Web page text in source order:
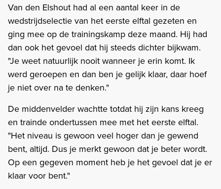
Van den Elshout had al een aantal keer in de
wedstrijdselectie van het eerste elftal gezeten en
ging mee op de trainingskamp deze maand. Hij had
dan ook het gevoel dat hij steeds dichter bijkwam.
"Je weet natuurlijk nooit wanneer je erin komt. Ik
werd geroepen en dan ben je gelijk klaar, daar hoef
je niet over na te denken."
De middenvelder wachtte totdat hij zijn kans kreeg
en trainde ondertussen mee met het eerste elftal.
"Het niveau is gewoon veel hoger dan je gewend
bent, altijd. Dus je merkt gewoon dat je beter wordt.
Op een gegeven moment heb je het gevoel dat je er
klaar voor bent."